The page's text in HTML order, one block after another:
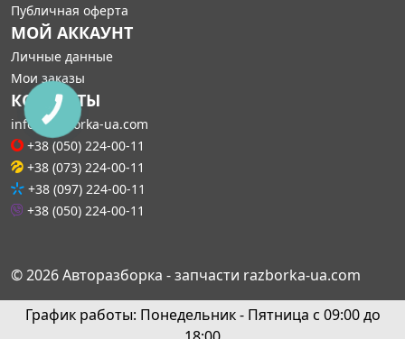
Публичная оферта
МОЙ АККАУНТ
Личные данные
Мои заказы
КОНТАКТЫ
info@razborka-ua.com
+38 (050) 224-00-11
+38 (073) 224-00-11
+38 (097) 224-00-11
+38 (050) 224-00-11
© 2026 Авторазборка - запчасти razborka-ua.com
График работы: Понедельник - Пятница с 09:00 до
КНОПКА
СВЯЗИ